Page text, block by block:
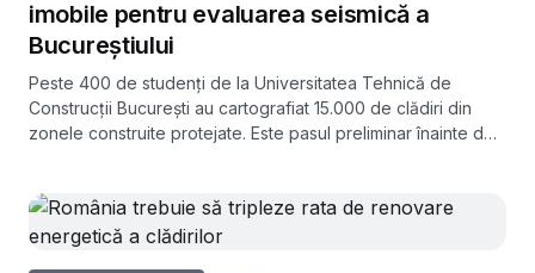
imobile pentru evaluarea seismică a
Bucureștiului
Peste 400 de studenți de la Universitatea Tehnică de
Construcții București au cartografiat 15.000 de clădiri din
zonele construite protejate. Este pasul preliminar înainte de